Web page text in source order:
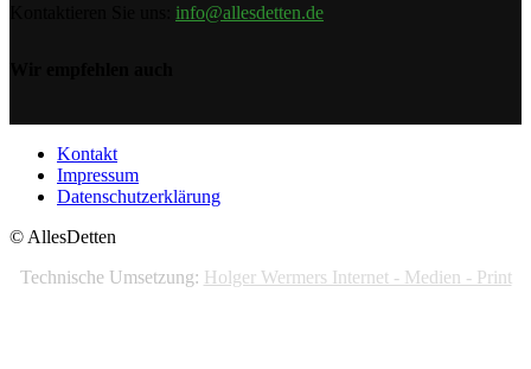
info@allesdetten.de
Kontakt
Impressum
Datenschutzerklärung
© AllesDetten
Technische Umsetzung: Holger Wermers Internet - Medien - Print